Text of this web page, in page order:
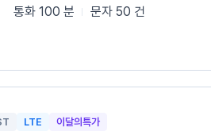
통화 100 분 문자 50 건
LTE 이달의특가